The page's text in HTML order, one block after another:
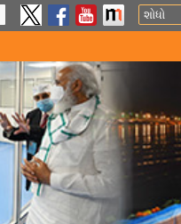
Search